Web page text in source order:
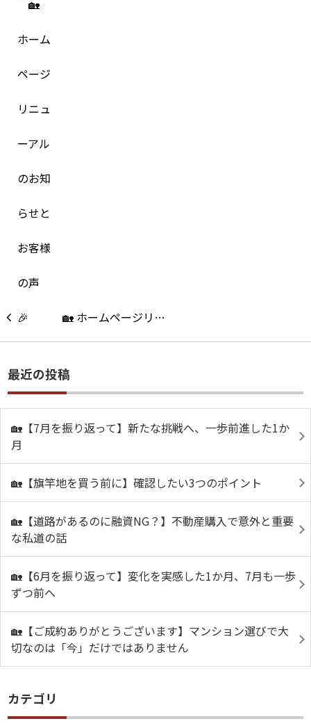
🏡 ホームページリ…
最近の投稿
🏡【7月を振り返って】新たな挑戦へ、一歩前進した1か
月
🏡【旗竿地を買う前に】確認したい3つのポイント
🏡【道路があるのに融資NG？】不動産購入で意外と重要
な私道の話
🏡【6月を振り返って】変化を実感した1か月、7月も一歩
ずつ前へ
🏡【ご成約ありがとうございます】マンション選びで大
切なのは「今」だけではありません
カテゴリ